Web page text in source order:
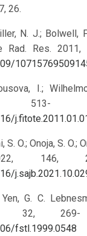
26.
N. J.; Bolwell,
Rad. Res. 2011,
I.;
S. O.; Onoja, S. O.;
146,
Yen, G. C.
32,
fstl.1999.0548